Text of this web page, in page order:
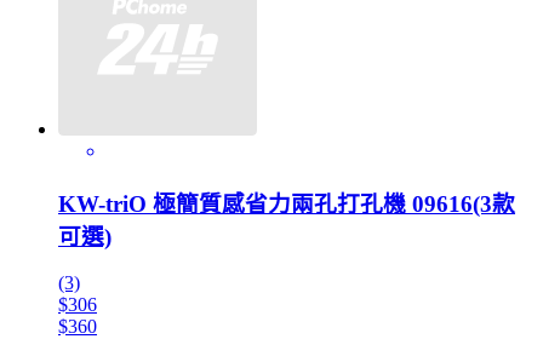
KW-triO 極簡質感省力兩孔打孔機 09616(3款
可選)
(3)
$306
$360